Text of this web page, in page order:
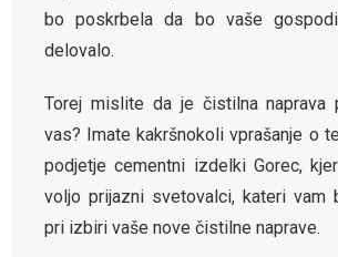
bo poskrbela da bo vaše
delovalo.
Torej mislite da je čistilna naprava
vas? Imate kakršnokoli vprašanje o
podjetje cementni izdelki Gorec,
voljo prijazni svetovalci, kateri vam
pri izbiri vaše nove čistilne naprave.